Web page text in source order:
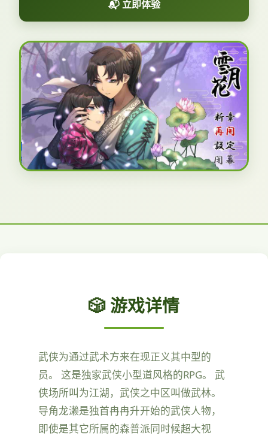
📬 立即体验
🎲 游戏详情
武侠为通过武术方来在现正义其中型的
员。 这是独家武侠小型道风格的RPG。 武
侠场所叫为江湖，武侠之中区叫做武林。
导角龙濑是独首冉冉升开始的武侠人物，
即使是其它所属的森普派同时候超大视